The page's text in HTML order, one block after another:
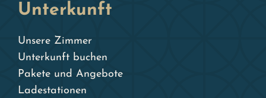
Unterkunft
Unsere Zimmer
Unterkunft buchen
Pakete und Angebote
Ladestationen